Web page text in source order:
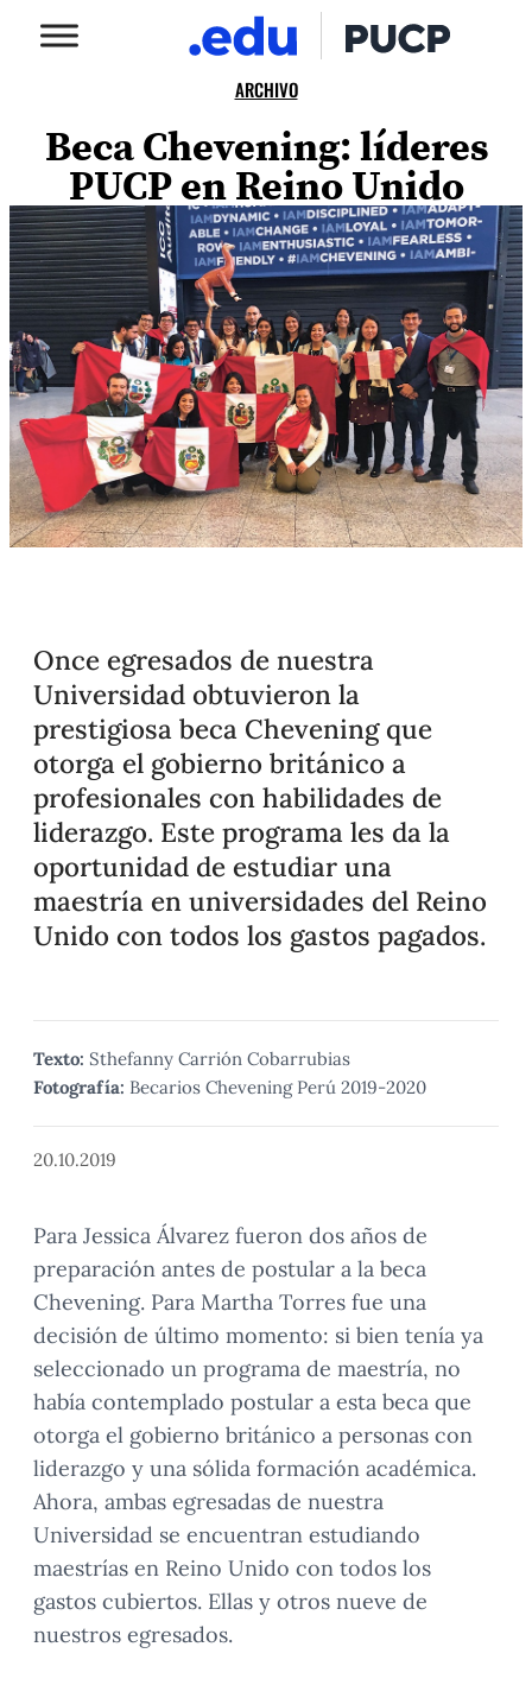
ARCHIVO
Beca Chevening: líderes
PUCP en Reino Unido
Once egresados de nuestra
Universidad obtuvieron la
prestigiosa beca Chevening que
otorga el gobierno británico a
profesionales con habilidades de
liderazgo. Este programa les da la
oportunidad de estudiar una
maestría en universidades del Reino
Unido con todos los gastos pagados.
Texto: Sthefanny Carrión Cobarrubias
Fotografía: Becarios Chevening Perú 2019-2020
20.10.2019
Para Jessica Álvarez fueron dos años de
preparación antes de postular a la beca
Chevening. Para Martha Torres fue una
decisión de último momento: si bien tenía ya
seleccionado un programa de maestría, no
había contemplado postular a esta beca que
otorga el gobierno británico a personas con
liderazgo y una sólida formación académica.
Ahora, ambas egresadas de nuestra
Universidad se encuentran estudiando
maestrías en Reino Unido con todos los
gastos cubiertos. Ellas y otros nueve de
nuestros egresados.